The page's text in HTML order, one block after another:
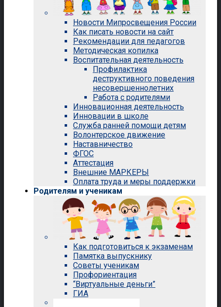
Новости Мипросвещения России
Как писать новости на сайт
Рекомендации для педагогов
Методическая копилка
Воспитательная деятельность
Профилактика
деструктивного поведения
несовершеннолетних
Работа с родителями
Инновационная деятельность
Инновации в школе
Служба ранней помощи детям
Волонтерское движение
Наставничество
ФГОС
Аттестация
Внешние МАРКЕРЫ
Оплата труда и меры поддержки
Родителям и ученикам
Как подготовиться к экзаменам
Памятка выпускнику
Советы ученикам
Профориентация
“Виртуальные деньги”
ГИА